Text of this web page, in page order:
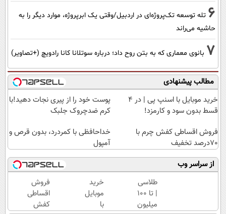
6 تله توسعه تک‌پروژه‌ای در اردبیل/وقتی یک ابرپروژه، موارد دیگر را به
حاشیه می‌راند
7 بانوی معماری که به بتن روح داد؛ درباره سوتلانا کانا رادویچ (+تصاویر)
مطالب پیشنهادی
خرید موبایل با اسنپ پی | در ۴
قسط بدون سود و کارمزد!
پوست خود را از پیری نجات دهید!با
کرم ضدچروک جلبک
فروش اقساطی کفش چرم با
70درصد تخفیف
خداحافظی با کمردرد، بدون قرص و
آمپول
از سراسر وب
طلاسی
| تا 100
میلیون
خرید
موبایل
با
فروش
اقساطی
کفش